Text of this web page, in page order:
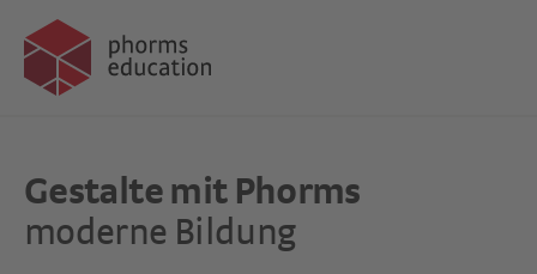
Gestalte mit Phorms
moderne Bildung